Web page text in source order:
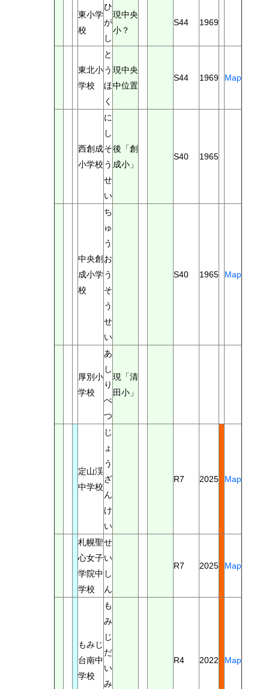
東小学
校
ひ
が
し
現中央
小？
S44 1969
東北小
学校
と
う
ほ
く
現中央
中位置
S44 1969 Map
西創成
小学校
に
し
そ
う
せ
い
後「創
成小」
S40 1965
中央創
成小学
校
ち
ゅ
う
お
う
そ
う
せ
い
S40 1965 Map
厚別小
学校
あ
し
り
べ
つ
現「清
田小」
定山渓
中学校
じ
ょ
う
ざ
ん
け
い
R7 2025 Map
札幌聖
心女子
学院中
学校
せ
い
し
ん
R7 2025 Map
もみじ
台南中
学校
も
み
じ
だ
い
み
R4 2022 Map